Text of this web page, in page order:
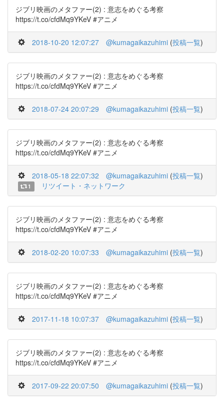
ジブリ映画のメタファー(2) : 意志をめぐる考察
https://t.co/cfdMq9YKeV #アニメ
2018-10-20 12:07:27 @kumagaikazuhimi (投稿一覧)
ジブリ映画のメタファー(2) : 意志をめぐる考察
https://t.co/cfdMq9YKeV #アニメ
2018-07-24 20:07:29 @kumagaikazuhimi (投稿一覧)
ジブリ映画のメタファー(2) : 意志をめぐる考察
https://t.co/cfdMq9YKeV #アニメ
2018-05-18 22:07:32 @kumagaikazuhimi (投稿一覧)
1 リツイート・ネットワーク
ジブリ映画のメタファー(2) : 意志をめぐる考察
https://t.co/cfdMq9YKeV #アニメ
2018-02-20 10:07:33 @kumagaikazuhimi (投稿一覧)
ジブリ映画のメタファー(2) : 意志をめぐる考察
https://t.co/cfdMq9YKeV #アニメ
2017-11-18 10:07:37 @kumagaikazuhimi (投稿一覧)
ジブリ映画のメタファー(2) : 意志をめぐる考察
https://t.co/cfdMq9YKeV #アニメ
2017-09-22 20:07:50 @kumagaikazuhimi (投稿一覧)